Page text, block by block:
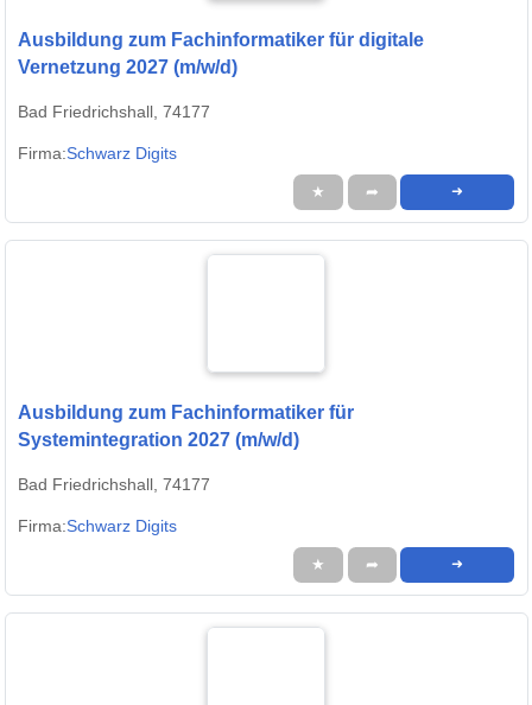
Ausbildung zum Fachinformatiker für digitale
Vernetzung 2027 (m/w/d)
Bad Friedrichshall, 74177
Firma:Schwarz Digits
★ ➦ ➜
Ausbildung zum Fachinformatiker für
Systemintegration 2027 (m/w/d)
Bad Friedrichshall, 74177
Firma:Schwarz Digits
★ ➦ ➜